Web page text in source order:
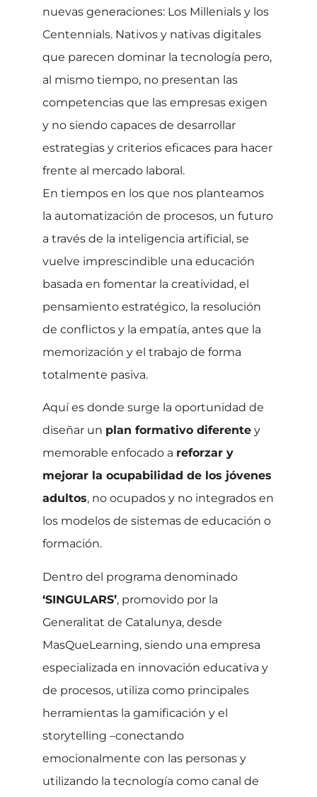
nuevas generaciones: Los Millenials y los
Centennials. Nativos y nativas digitales
que parecen dominar la tecnología pero,
al mismo tiempo, no presentan las
competencias que las empresas exigen
y no siendo capaces de desarrollar
estrategias y criterios eficaces para hacer
frente al mercado laboral.
En tiempos en los que nos planteamos
la automatización de procesos, un futuro
a través de la inteligencia artificial, se
vuelve imprescindible una educación
basada en fomentar la creatividad, el
pensamiento estratégico, la resolución
de conflictos y la empatía, antes que la
memorización y el trabajo de forma
totalmente pasiva.
Aquí es donde surge la oportunidad de
diseñar un plan formativo diferente y
memorable enfocado a reforzar y
mejorar la ocupabilidad de los jóvenes
adultos, no ocupados y no integrados en
los modelos de sistemas de educación o
formación.
Dentro del programa denominado
‘SINGULARS’, promovido por la
Generalitat de Catalunya, desde
MasQueLearning, siendo una empresa
especializada en innovación educativa y
de procesos, utiliza como principales
herramientas la gamificación y el
storytelling –conectando
emocionalmente con las personas y
utilizando la tecnología como canal de